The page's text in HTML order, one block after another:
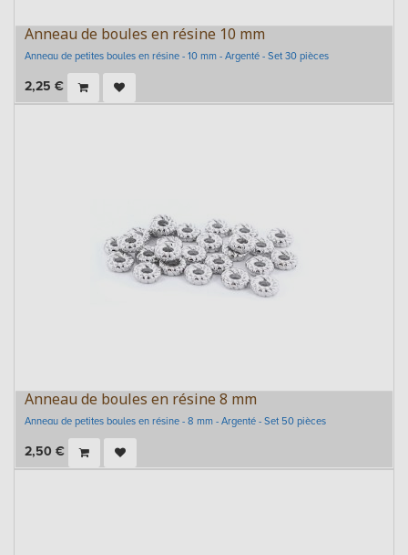
Anneau de boules en résine 10 mm
Anneau de petites boules en résine - 10 mm - Argenté - Set 30 pièces
2,25 €
Anneau de boules en résine 8 mm
Anneau de petites boules en résine - 8 mm - Argenté - Set 50 pièces
2,50 €